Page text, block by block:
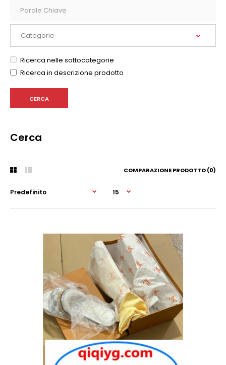
Ricerca nelle sottocategorie
Ricerca in descrizione prodotto
Cerca
COMPARAZIONE PRODOTTO (0)